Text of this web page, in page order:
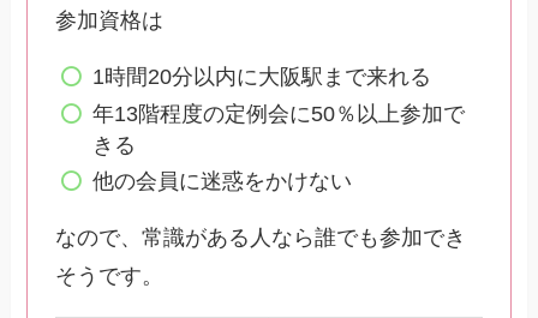
参加資格は
1時間20分以内に大阪駅まで来れる
年13階程度の定例会に50％以上参加で
きる
他の会員に迷惑をかけない
なので、常識がある人なら誰でも参加でき
そうです。